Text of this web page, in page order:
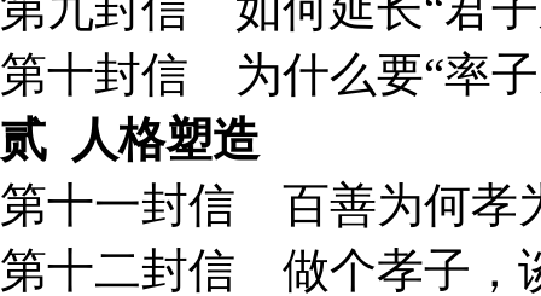
第十封信 为什么要“率子
贰
人格塑造
第十一封信 百善为何孝
第十二封信 做个孝子，